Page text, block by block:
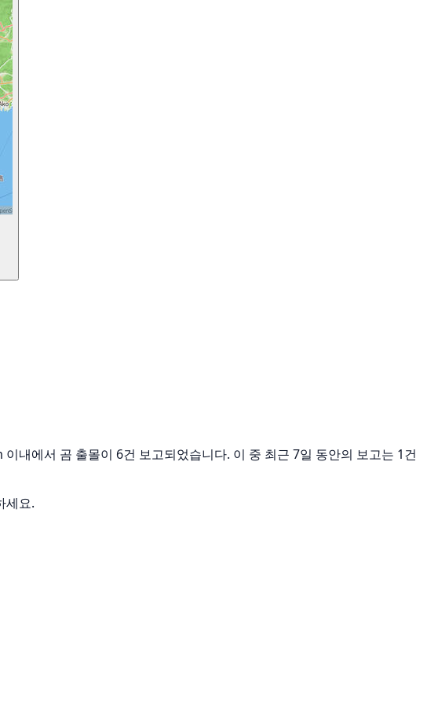
내에서 곰 출몰이 6건 보고되었습니다. 이 중 최근 7일 동안의 보고는 1건
세요.